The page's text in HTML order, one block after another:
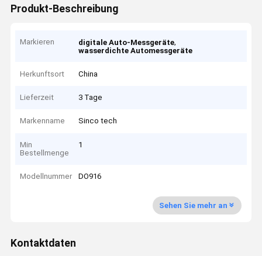
Produkt-Beschreibung
Markieren digitale Auto-Messgeräte,
wasserdichte Automessgeräte
Herkunftsort China
Lieferzeit 3 Tage
Markenname Sinco tech
Min
Bestellmenge
1
Modellnummer DO916
Sehen Sie mehr an
Kontaktdaten